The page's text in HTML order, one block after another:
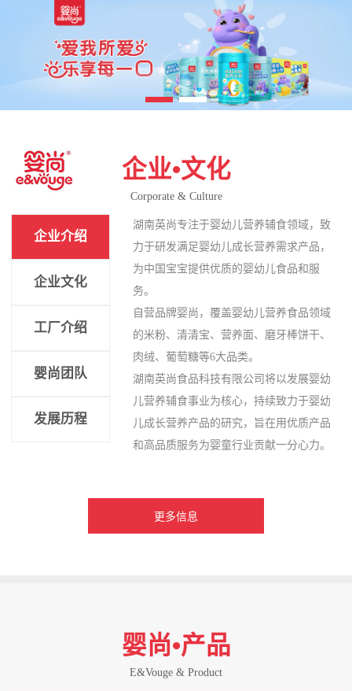
企业•文化
Corporate & Culture
企业介绍
企业文化
工厂介绍
婴尚团队
发展历程
湖南英尚专注于婴幼儿营养辅食领域，致
力于研发满足婴幼儿成长营养需求产品，
为中国宝宝提供优质的婴幼儿食品和服
务。
自营品牌婴尚，覆盖婴幼儿营养食品领域
的米粉、清清宝、营养面、磨牙棒饼干、
肉绒、葡萄糖等6大品类。
湖南英尚食品科技有限公司将以发展婴幼
儿营养辅食事业为核心，持续致力于婴幼
儿成长营养产品的研究，旨在用优质产品
和高品质服务为婴童行业贡献一分心力。
更多信息
婴尚•产品
E&Vouge & Product